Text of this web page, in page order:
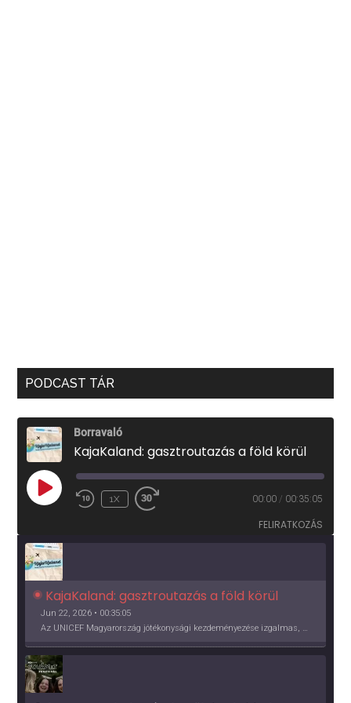
PODCAST TÁR
Borravaló
KajaKaland: gasztroutazás a föld körül
PLAY
EPISODE
1X 00:00 / 00:35:05
FELIRATKOZÁS
KajaKaland: gasztroutazás a föld körül
Jun 22, 2026 • 00:35:05
Az UNICEF Magyarország jótékonysági kezdeményezése izgalmas, egész éves világkörüli ízutazásra hív, igazi családi program és gasztroedukáció, illetve segítség a rászorulóknak is egyben.